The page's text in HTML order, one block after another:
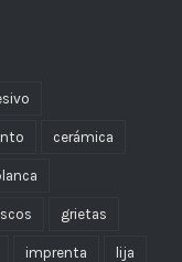
cerámica
grietas
imprenta lija